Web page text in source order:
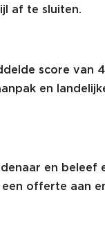
af te sluiten.
score van
en
en beleef
offerte aan